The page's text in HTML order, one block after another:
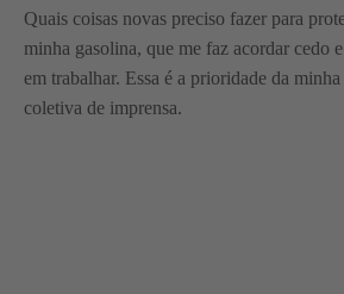
Quais coisas novas preciso fazer para
minha gasolina, que me faz acordar cedo
em trabalhar. Essa é a prioridade da minha
coletiva de imprensa.